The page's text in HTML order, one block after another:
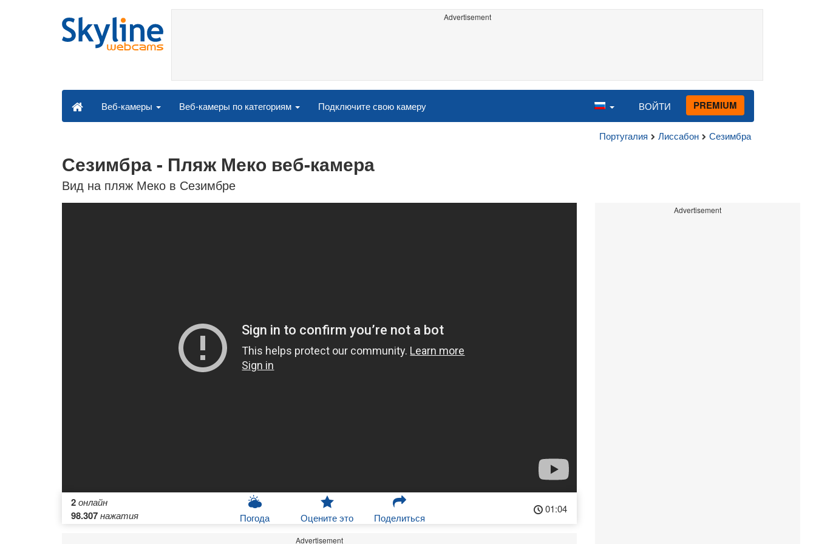
Advertisement
Веб-камеры Веб-камеры по категориям Подключите свою камеру ВОЙТИ PREMIUM
Португалия Лиссабон Сезимбра
Сезимбра - Пляж Меко веб-камера
Вид на пляж Меко в Сезимбре
2онлайн
98.307нажатия Погода Оцените это Поделиться
01:04
Advertisement
Advertisement